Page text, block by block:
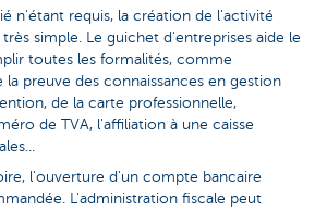
n'étant requis, la création de l'activité
simple. Le guichet d'entreprises aide le
toutes les formalités, comme
la preuve des connaissances en gestion
de la carte professionnelle,
de TVA, l'affiliation à une caisse
l'ouverture d'un compte bancaire
L'administration fiscale peut